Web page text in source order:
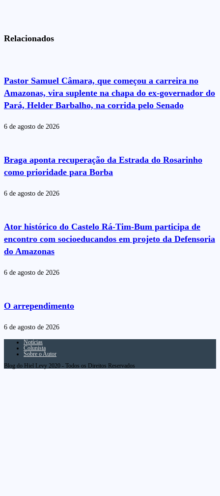
Relacionados
Pastor Samuel Câmara, que começou a carreira no
Amazonas, vira suplente na chapa do ex-governador do
Pará, Helder Barbalho, na corrida pelo Senado
6 de agosto de 2026
Braga aponta recuperação da Estrada do Rosarinho
como prioridade para Borba
6 de agosto de 2026
Ator histórico do Castelo Rá-Tim-Bum participa de
encontro com socioeducandos em projeto da Defensoria
do Amazonas
6 de agosto de 2026
O arrependimento
6 de agosto de 2026
Notícias
Colunista
Sobre o Autor
Blog do Hiel Levy 2020 - Todos os Direitos Reservados